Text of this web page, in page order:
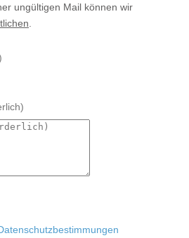
ungültigen Mail können wir